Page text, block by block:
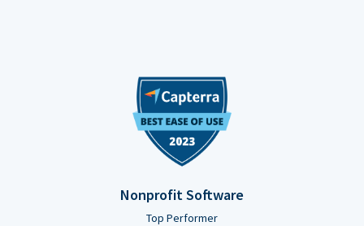
Nonprofit Software
Top Performer